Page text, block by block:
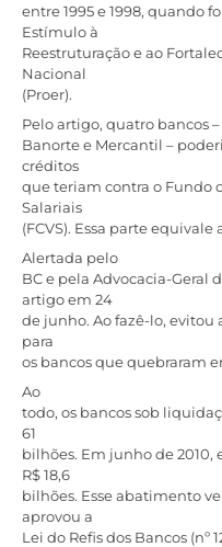
entre 1995 e 1998, quando
Estímulo à
Reestruturação e ao
Nacional
(Proer).
Pelo artigo, quatro bancos
Banorte e Mercantil –
créditos
que teriam contra o Fundo
Salariais
(FCVS). Essa parte equivale
Alertada pelo
BC e pela Advocacia-Geral
artigo em 24
de junho. Ao fazê-lo, evitou
para
os bancos que quebraram
Ao
todo, os bancos sob
61
bilhões. Em junho de
R$ 18,6
bilhões. Esse abatimento
aprovou a
Lei do Refis dos Bancos (nº